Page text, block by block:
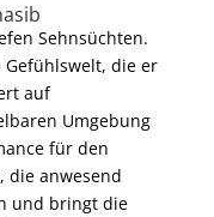
Sehnsüchten.
die er
auf
Umgebung
für den
die anwesend
und bringt die